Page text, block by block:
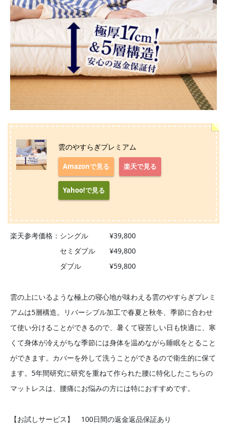
雲のやすらぎプレミアム
Amazonで見る 楽天で見る
Yahoo!で見る
楽天参考価格：シングル ¥39,800
セミダブル ¥49,800
ダブル ¥59,800
雲の上にいるような極上の寝心地が味わえる雲のやすらぎプレミ
アムは5層構造。リバーシブル加工で春夏と秋冬、季節に合わせ
て使い分けることができるので、暑くて寝苦しい日も快適に、寒
くて身体が冷えがちな季節には身体を温めながら睡眠をとること
ができます。カバーを外して洗うことができるので衛生的に保て
ます。5年間研究に研究を重ねて作られた腰に特化したこちらの
マットレスは、腰痛にお悩みの方には特におすすめです。
【お試しサービス】 100日間の返金返品保証あり